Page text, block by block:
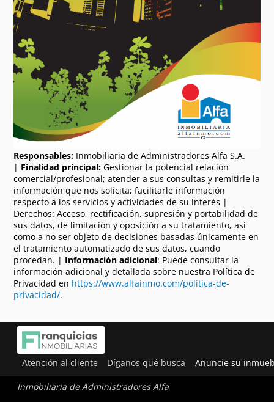
Responsables: Inmobiliaria de Administradores Alfa S.A.
| Finalidad principal: Gestionar la potencial relación
comercial/profesional; atender a sus consultas y remitirle la
información que nos solicita; facilitarle información
respecto a los servicios y actividades de su interés |
Derechos: Acceso, rectificación, supresión y portabilidad de
sus datos, de limitación y oposición a su tratamiento, así
como a no ser objeto de decisiones basadas únicamente en
el tratamiento automatizado de sus datos, cuando
procedan. | Información adicional: Puede consultar la
información adicional y detallada sobre nuestra Política de
Privacidad en https://www.alfainmo.com/politica-de-
privacidad/.
Atención al cliente Díganos qué busca Anuncie su
Inmobiliaria de Administradores Alfa